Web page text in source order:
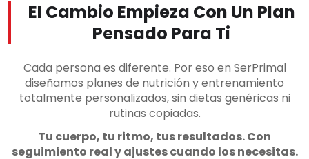
El Cambio Empieza Con Un Plan
Pensado Para Ti
Cada persona es diferente. Por eso en SerPrimal
diseñamos planes de nutrición y entrenamiento
totalmente personalizados, sin dietas genéricas ni
rutinas copiadas.
Tu cuerpo, tu ritmo, tus resultados. Con
seguimiento real y ajustes cuando los necesitas.